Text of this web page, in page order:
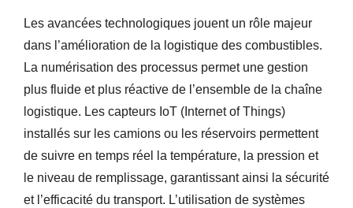
Les avancées technologiques jouent un rôle majeur
dans l’amélioration de la logistique des combustibles.
La numérisation des processus permet une gestion
plus fluide et plus réactive de l’ensemble de la chaîne
logistique. Les capteurs IoT (Internet of Things)
installés sur les camions ou les réservoirs permettent
de suivre en temps réel la température, la pression et
le niveau de remplissage, garantissant ainsi la sécurité
et l’efficacité du transport. L’utilisation de systèmes